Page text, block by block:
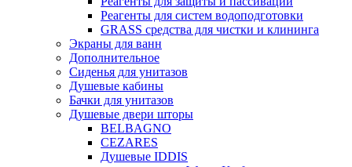
Реагенты для систем водоподготовки
GRASS средства для чистки и клининга
Экраны для ванн
Дополнительное
Сиденья для унитазов
Душевые кабины
Бачки для унитазов
Душевые двери шторы
BELBAGNO
CEZARES
Душевые IDDIS